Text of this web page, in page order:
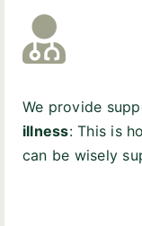
We provide
illness: This is
can be wisely